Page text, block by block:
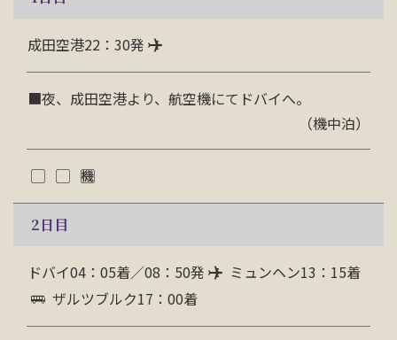
成田空港22：30発
■夜、成田空港より、航空機にてドバイへ。
（機中泊）
2日目
ドバイ04：05着／08：50発
ミュンヘン13：15着
ザルツブルク17：00着